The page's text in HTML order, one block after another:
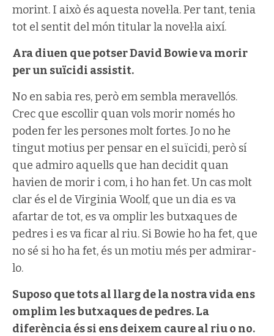
morint. I això és aquesta novel·la. Per tant, tenia
tot el sentit del món titular la novel·la així.
Ara diuen que potser David Bowie va morir
per un suïcidi assistit.
No en sabia res, però em sembla meravellós.
Crec que escollir quan vols morir només ho
poden fer les persones molt fortes. Jo no he
tingut motius per pensar en el suïcidi, però sí
que admiro aquells que han decidit quan
havien de morir i com, i ho han fet. Un cas molt
clar és el de Virginia Woolf, que un dia es va
afartar de tot, es va omplir les butxaques de
pedres i es va ficar al riu. Si Bowie ho ha fet, que
no sé si ho ha fet, és un motiu més per admirar-
lo.
Suposo que tots al llarg de la nostra vida ens
omplim les butxaques de pedres. La
diferència és si ens deixem caure al riu o no.